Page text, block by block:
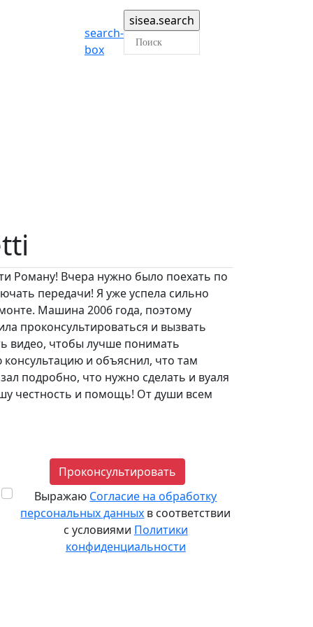
search-
box
Роману! Вчера нужно было поехать по
передачи! Я уже успела сильно
Машина 2006 года, поэтому
проконсультироваться и вызвать
видео, чтобы лучше понимать
и объяснил, что там
подробно, что нужно сделать и вуаля
честность и помощь! От души всем
Проконсультировать
Выражаю Согласие на обработку
персональных данных в соответствии
с условиями Политики
конфиденциальности